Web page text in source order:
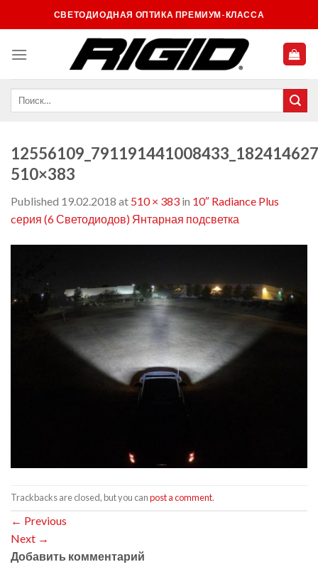
to
СВЕТОДИОДНАЯ ОПТИКА ПРЕМИУМ-КЛАССА
510×383
Published 19.02.2018 at 510 × 383 in 10″ Radiance Plus
cерия (6 Светодиодов) Янтарная подсветка
Trackbacks are closed, but you canpost a comment.
← Previous
Next →
Добавить комментарий